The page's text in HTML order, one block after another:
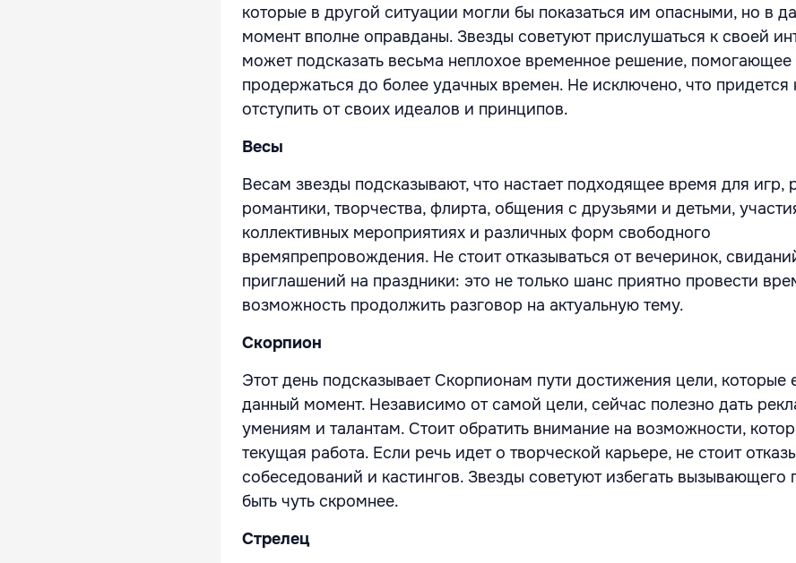
которые в другой ситуации могли бы показаться им опасными, но в
момент вполне оправданы. Звезды советуют прислушаться к своей
может подсказать весьма неплохое временное решение, помогающее
продержаться до более удачных времен. Не исключено, что придется
отступить от своих идеалов и принципов.
Весы
Весам звезды подсказывают, что настает подходящее время для игр,
романтики, творчества, флирта, общения с друзьями и детьми,
коллективных мероприятиях и различных форм свободного
времяпрепровождения. Не стоит отказываться от вечеринок,
приглашений на праздники: это не только шанс приятно провести
возможность продолжить разговор на актуальную тему.
Скорпион
Этот день подсказывает Скорпионам пути достижения цели, которые
данный момент. Независимо от самой цели, сейчас полезно дать
умениям и талантам. Стоит обратить внимание на возможности,
текущая работа. Если речь идет о творческой карьере, не стоит
собеседований и кастингов. Звезды советуют избегать вызывающего
быть чуть скромнее.
Стрелец